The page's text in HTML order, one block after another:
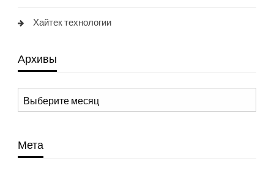
Хайтек технологии
Архивы
Архивы
Мета